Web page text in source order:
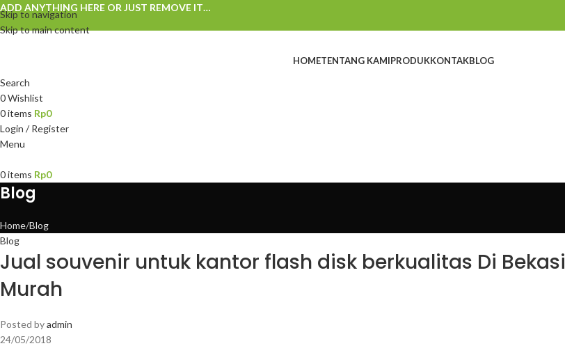
Skip to navigation
Skip to main content
ADD ANYTHING HERE OR JUST REMOVE IT…
HOMETENTANG KAMIPRODUKKONTAKBLOG
Search
0Wishlist
0items Rp0
Login / Register
Menu
0items Rp0
Blog
Home Blog
Blog
Jual souvenir untuk kantor flash disk berkualitas Di Bekasi
Murah
Posted byadmin
24/05/2018